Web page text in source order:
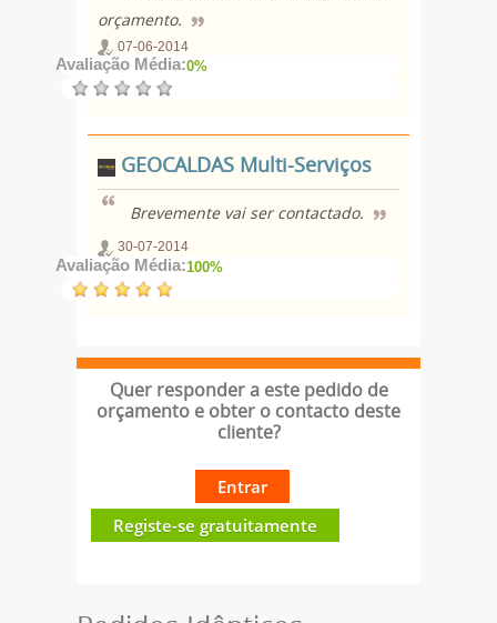
orçamento.
07-06-2014
Avaliação Média:0%
GEOCALDAS Multi-Serviços
Brevemente vai ser contactado.
30-07-2014
Avaliação Média:100%
Quer responder a este pedido de
orçamento e obter o contacto deste
cliente?
Entrar
Registe-se gratuitamente